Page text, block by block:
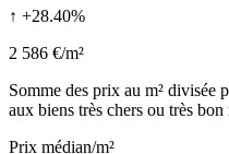
↑ +28.40%
2 586 €/m²
Somme des prix au m² divisée
aux biens très chers ou très bon
Prix médian/m²